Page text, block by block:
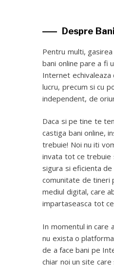
Despre
Pentru multi,
bani online pare a fi
Internet echivaleaza
lucru, precum si cu
independent, de
Daca si pe tine te
castiga bani online,
trebuie! Noi nu iti
invata tot ce trebuie
sigura si eficienta
comunitate de tineri
mediul digital, care
impartaseasca tot
In momentul in care
nu exista o
de a face bani pe
chiar noi un site